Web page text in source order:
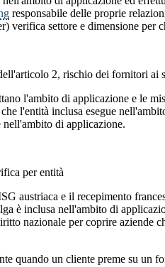
responsabile delle proprie
verifica settore e dimensione per
2, rischio dei fornitori ai
l'ambito di applicazione e le
l'entità inclusa esegue
nell'ambito di applicazione.
per entità
austriaca e il recepimento
è inclusa nell'ambito di
nazionale per coprire aziende
quando un cliente preme su